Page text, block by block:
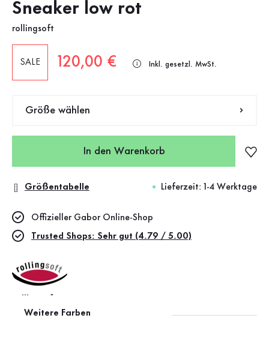
Sneaker low rot
rollingsoft
SALE Neuer Preis
120,00 € Inkl. gesetzl. MwSt.
Größe wählen
In den Warenkorb
Größentabelle Lieferzeit: 1-4 Werktage
Weitere Farben
Offizieller Gabor Online-Shop
Trusted Shops: Sehr gut (4.79 / 5.00)